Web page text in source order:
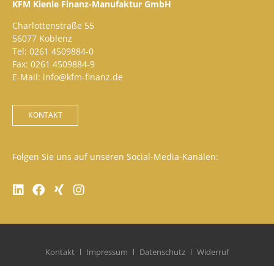
KFM Kienle Finanz-Manufaktur GmbH
Charlottenstraße 55
56077 Koblenz
Tel: 0261 4509884-0
Fax: 0261 4509884-9
E-Mail: info@kfm-finanz.de
KONTAKT
Folgen Sie uns auf unseren Social-Media-Kanälen:
Kontakt Impressum Datenschutz Widerruf